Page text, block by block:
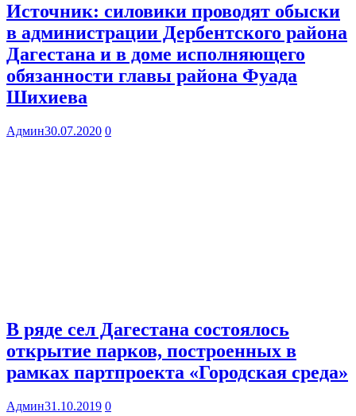
Источник: силовики проводят обыски
в администрации Дербентского района
Дагестана и в доме исполняющего
обязанности главы района Фуада
Шихиева
Админ30.07.2020 0
В ряде сел Дагестана состоялось
открытие парков, построенных в
рамках партпроекта «Городская среда»
Админ31.10.2019 0